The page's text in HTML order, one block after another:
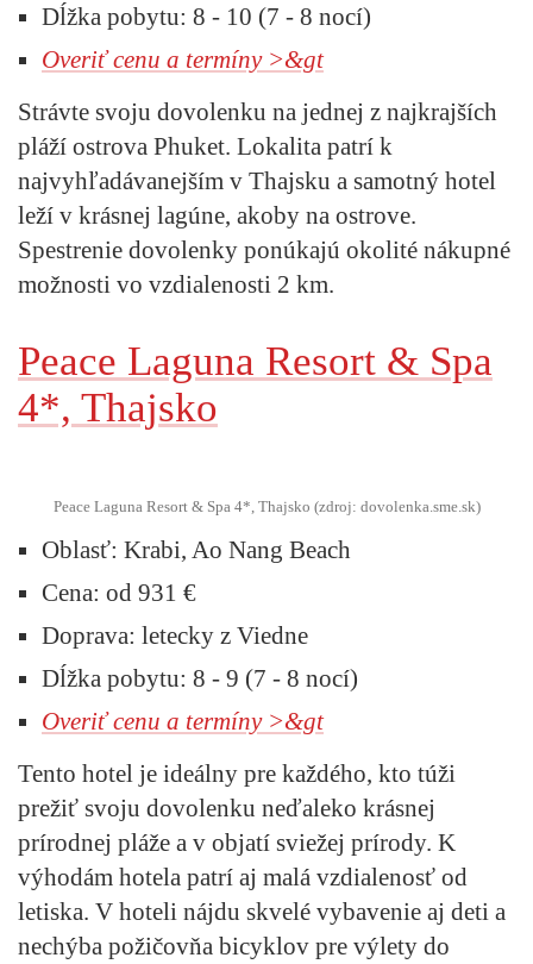
Dĺžka pobytu: 8 - 10 (7 - 8 nocí)
Overiť cenu a termíny >&gt
Strávte svoju dovolenku na jednej z najkrajších
pláží ostrova Phuket. Lokalita patrí k
najvyhľadávanejším v Thajsku a samotný hotel
leží v krásnej lagúne, akoby na ostrove.
Spestrenie dovolenky ponúkajú okolité nákupné
možnosti vo vzdialenosti 2 km.
Peace Laguna Resort & Spa
4*, Thajsko
Peace Laguna Resort & Spa 4*, Thajsko (zdroj: dovolenka.sme.sk)
Oblasť: Krabi, Ao Nang Beach
Cena: od 931 €
Doprava: letecky z Viedne
Dĺžka pobytu: 8 - 9 (7 - 8 nocí)
Overiť cenu a termíny >&gt
Tento hotel je ideálny pre každého, kto túži
prežiť svoju dovolenku neďaleko krásnej
prírodnej pláže a v objatí sviežej prírody. K
výhodám hotela patrí aj malá vzdialenosť od
letiska. V hoteli nájdu skvelé vybavenie aj deti a
nechýba požičovňa bicyklov pre výlety do